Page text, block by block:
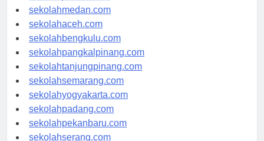
sekolahjakarta.com
sekolahmedan.com
sekolahaceh.com
sekolahbengkulu.com
sekolahpangkalpinang.com
sekolahtanjungpinang.com
sekolahsemarang.com
sekolahyogyakarta.com
sekolahpadang.com
sekolahpekanbaru.com